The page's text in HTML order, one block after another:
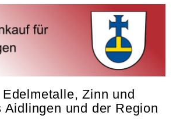
Zinn und
Aidlingen und der Region